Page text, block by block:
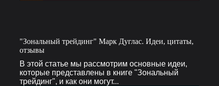
"Зональный трейдинг" Марк Дуглас. Идеи, цитаты,
отзывы
В этой статье мы рассмотрим основные идеи,
которые представлены в книге "Зональный
трейдинг", и как они могут...